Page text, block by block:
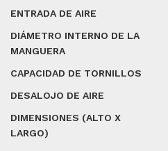
ENTRADA DE AIRE
DIÁMETRO INTERNO DE LA
MANGUERA
CAPACIDAD DE TORNILLOS
DESALOJO DE AIRE
DIMENSIONES (ALTO X
LARGO)